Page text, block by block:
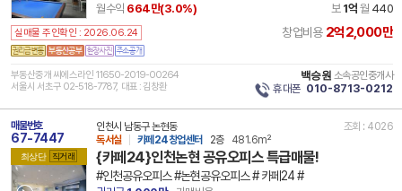
월수익 664만(3.0%) 보 1억 월 440
실매물 주인확인 : 2026.06.24 창업비용 2억2,000만
부동산중개 씨에스라인 11650-2019-00264
서울시 서초구 02-518-7787, 대표 : 김창환
백승원 소속공인중개사
휴대폰 010-8713-0212
매물번호
67-7447
최상단 직거래
인천시 남동구 논현동
조회 : 4026
독서실
카페24창업센터 2층 481.6m²
{카페24}인천논현 공유오피스 특급매물!
#인천공유오피스 #논현공유오피스 # 카페24 #